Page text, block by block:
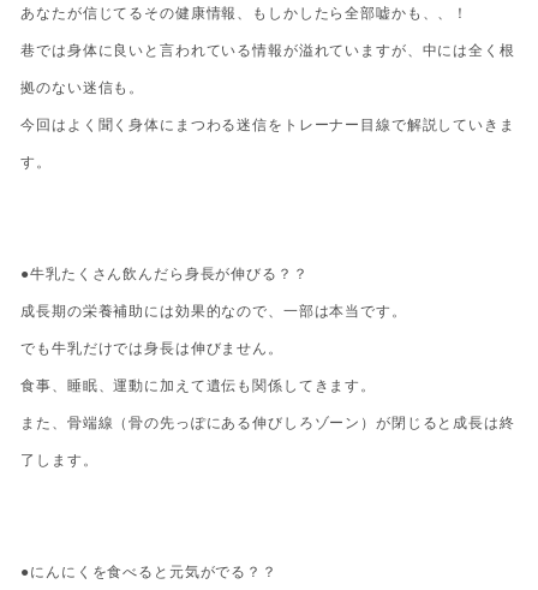
あなたが信じてるその健康情報、もしかしたら全部嘘かも、、！
巷では身体に良いと言われている情報が溢れていますが、中には全く根
拠のない迷信も。
今回はよく聞く身体にまつわる迷信をトレーナー目線で解説していきま
す。
●牛乳たくさん飲んだら身長が伸びる？？
成長期の栄養補助には効果的なので、一部は本当です。
でも牛乳だけでは身長は伸びません。
食事、睡眠、運動に加えて遺伝も関係してきます。
また、骨端線（骨の先っぽにある伸びしろゾーン）が閉じると成長は終
了します。
●にんにくを食べると元気がでる？？